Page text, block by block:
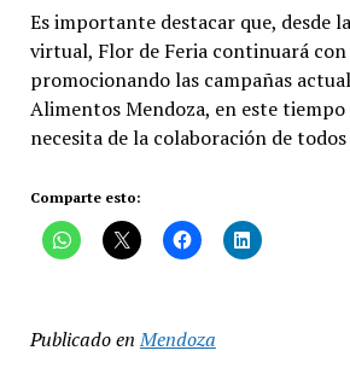
Es importante destacar que, desde
virtual, Flor de Feria continuará
promocionando las campañas
Alimentos Mendoza, en este tiempo
necesita de la colaboración de
Comparte esto:
Publicado en Mendoza